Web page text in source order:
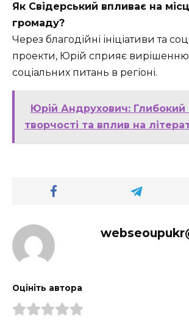
Як Свідерський впливає на
громаду?
Через благодійні ініціативи та
проекти, Юрій сприяє
соціальних питань в регіоні.
Юрій Андрухович: Глибокий
творчості та вплив на
Оцініть автора